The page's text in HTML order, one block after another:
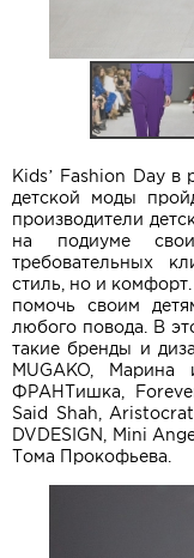
Kids’ Fashion Day в
детской моды
производители
на подиуме
требовательных
стиль, но и
помочь своим
любого повода. В
такие бренды и
MUGAKO,
ФРАНТишка,
Said Shah,
DVDESIGN, Mini
Тома Прокофьева.